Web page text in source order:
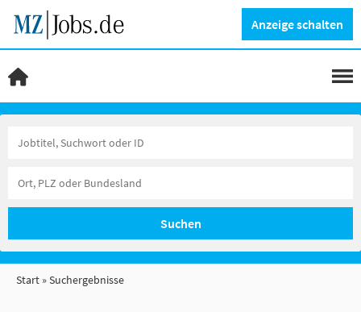
Anzeige schalten
Suchen
Start Suchergebnisse